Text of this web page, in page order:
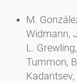
M.
Widmann,
L.
Tummon,